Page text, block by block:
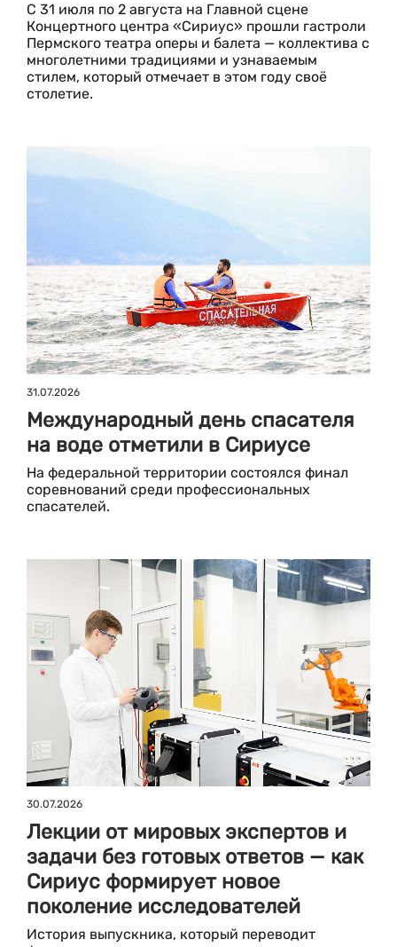
С 31 июля по 2 августа на Главной сцене
Концертного центра «Сириус» прошли гастроли
Пермского театра оперы и балета — коллектива с
многолетними традициями и узнаваемым
стилем, который отмечает в этом году своё
столетие.
31.07.2026
Международный день спасателя
на воде отметили в Сириусе
На федеральной территории состоялся финал
соревнований среди профессиональных
спасателей.
30.07.2026
Лекции от мировых экспертов и
задачи без готовых ответов — как
Сириус формирует новое
поколение исследователей
История выпускника, который переводит